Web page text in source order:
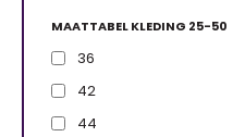
MAATTABEL KLEDING 25-50
36
42
44